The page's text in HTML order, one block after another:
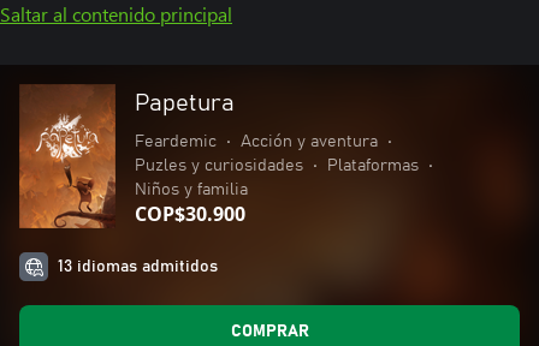
Saltar al contenido principal
Papetura
Feardemic • Acción y aventura
•
Puzles y curiosidades
• Plataformas
•
Niños y familia
COP$30.900
13 idiomas admitidos
COMPRAR